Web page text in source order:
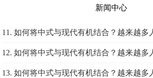
新闻中心
11. 如何将中式与现代有机结合？越来越多
州防腐木庭院给你答案~
12. 如何将中式与现代有机结合？越来越多
州防腐木庭院给你答案~
13. 如何将中式与现代有机结合？越来越多